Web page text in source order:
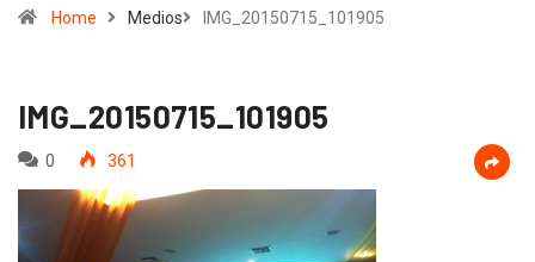
Home Medios IMG_20150715_101905
IMG_20150715_101905
0 361